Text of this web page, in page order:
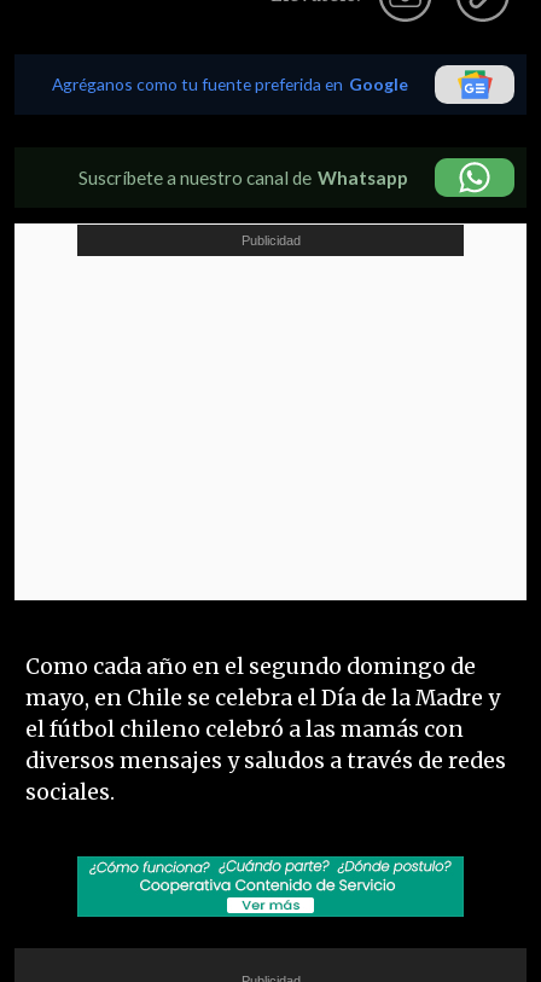
Agréganos como tu fuente preferida en Google
Suscríbete a nuestro canal de Whatsapp
Como cada año en el segundo domingo de
mayo, en Chile se celebra el Día de la Madre y
el fútbol chileno celebró a las mamás con
diversos mensajes y saludos a través de redes
sociales.